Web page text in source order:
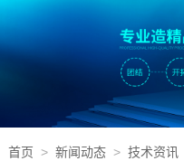
首页 > 新闻动态> 技术资讯